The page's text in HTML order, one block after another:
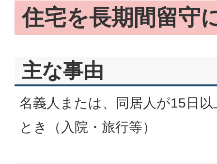
住宅を長期間留守
主な事由
名義人または、同居人が15日
とき（入院・旅行等）